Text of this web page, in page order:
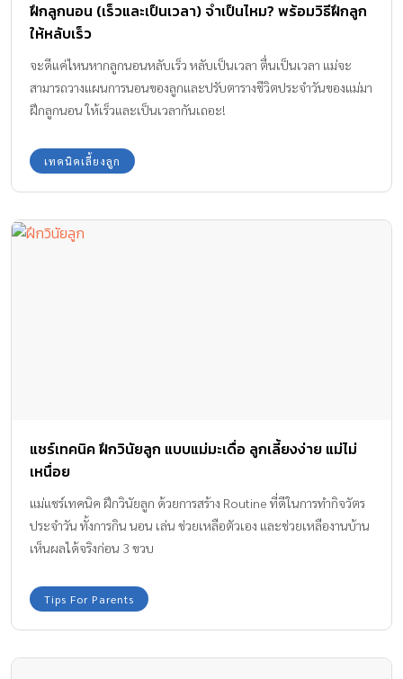
ในระหว่างการนอนหลับ ซึ่งทารกบางคนสามารถกลับไปหลับต่อได้ด้วย
ตัวเอง แต่บางคนต้องการการกล่อมจึงจะหลับต่อได้ […]
ฝึกลูกนอน (เร็วและเป็นเวลา) จำเป็นไหม? พร้อมวิธีฝึกลูก
ให้หลับเร็ว
จะดีแค่ไหนหากลูกนอนหลับเร็ว หลับเป็นเวลา ตื่นเป็นเวลา แม่จะ
สามารถวางแผนการนอนของลูกและปรับตารางชีวิตประจำวันของแม่มา
ฝึกลูกนอน ให้เร็วและเป็นเวลากันเถอะ!
เทคนิคเลี้ยงลูก
แชร์เทคนิค ฝึกวินัยลูก แบบแม่มะเดื่อ ลูกเลี้ยงง่าย แม่ไม่
เหนื่อย
แม่แชร์เทคนิค ฝึกวินัยลูก ด้วยการสร้าง Routine ที่ดีในการทำกิจวัตร
ประจำวัน ทั้งการกิน นอน เล่น ช่วยเหลือตัวเอง และช่วยเหลืองานบ้าน
เห็นผลได้จริงก่อน 3 ขวบ
Tips For Parents